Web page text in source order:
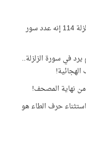
مجموع تكرار الحروف المقطَّعة في سورة الزلزلة 114 إنه عدد سور
في سورة الزلزلة..
حرف الطاء هو